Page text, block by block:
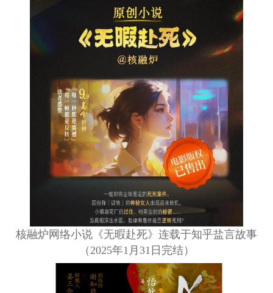
核融炉网络小说《无暇赴死》连载于知乎盐言故事
（2025年1月31日完结）